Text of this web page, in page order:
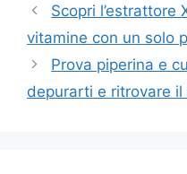
Scopri l’estrattore
vitamine con un solo
Prova piperina e
depurarti e ritrovare